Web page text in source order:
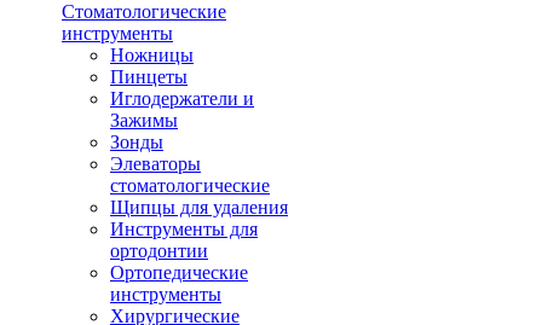
Стоматологические
инструменты
Ножницы
Пинцеты
Иглодержатели и
Зажимы
Зонды
Элеваторы
стоматологические
Щипцы для удаления
Инструменты для
ортодонтии
Ортопедические
инструменты
Хирургические